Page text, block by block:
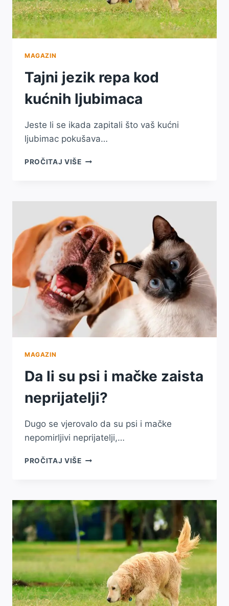
MAGAZIN
Tajni jezik repa kod
kućnih ljubimaca
Jeste li se ikada zapitali što vaš kućni
ljubimac pokušava…
PROČITAJ VIŠE TAJNI
KUĆNIH
LJUBIMACA
MAGAZIN
Da li su psi i mačke zaista
neprijatelji?
Dugo se vjerovalo da su psi i mačke
nepomirljivi neprijatelji,…
PROČITAJ VIŠE DA
I
MAČKE
ZAISTA
NEPRIJATELJI?